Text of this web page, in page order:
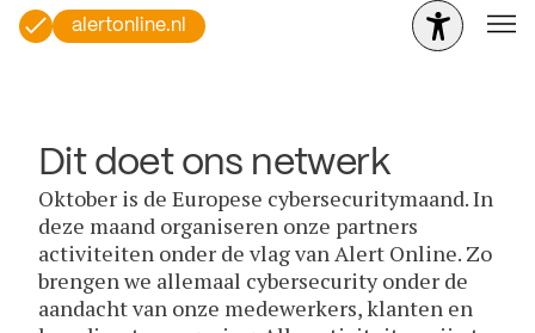
alertonline.nl
Dit doet ons netwerk
Oktober is de Europese cybersecuritymaand. In
deze maand organiseren onze partners
activiteiten onder de vlag van Alert Online. Zo
brengen we allemaal cybersecurity onder de
aandacht van onze medewerkers, klanten en